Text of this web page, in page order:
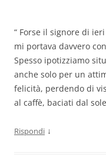
“ Forse il signore di ieri
mi portava davvero
Spesso ipotizziamo
anche solo per un
felicità, perdendo di
al caffè, baciati dal
Rispondi ↓